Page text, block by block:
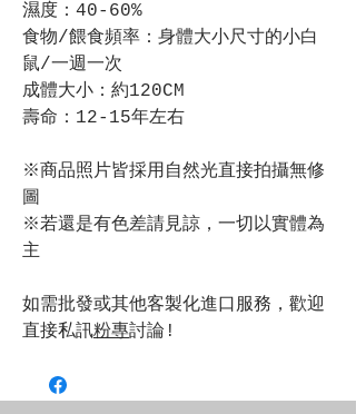
濕度：40-60%
食物/餵食頻率：身體大小尺寸的小白
鼠/一週一次
成體大小：約120CM
壽命：12-15年左右
※商品照片皆採用自然光直接拍攝無修
圖
※若還是有色差請見諒，一切以實體為
主
如需批發或其他客製化進口服務，歡迎
直接私訊粉專討論!